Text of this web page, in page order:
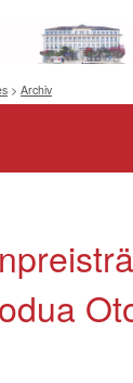
> Archiv